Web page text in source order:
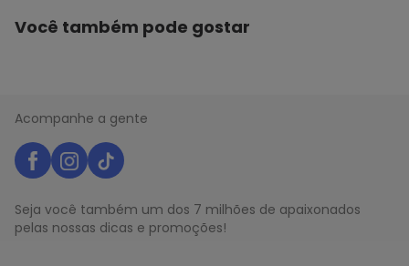
Você também pode gostar
Acompanhe a gente
Seja você também um dos 7 milhões de apaixonados
pelas nossas dicas e promoções!